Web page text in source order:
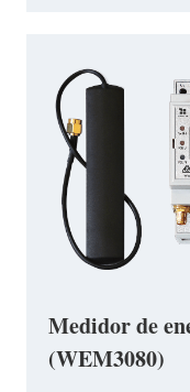
Medidor de
(WEM3080)